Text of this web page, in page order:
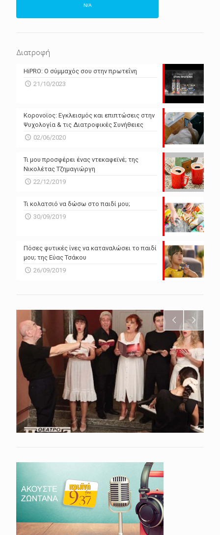
N/A
N/A
Powered by Forecast.io
Διατροφή
HiPRO: Ο σύμμαχός σου στην πρωτεΐνη
21/10/2023
Κορονοϊος: Εγκλεισμός και επιπτώσεις στην
Ψυχολογία & τις Διατροφικές Συνήθειες
02/06/2020
Τι μου προσφέρει ένας ντεκαφεϊνέ; της
Νικολέτας Τζημαγιώργη
22/12/2019
Τι κολατσιό να δώσω στο παιδί μου;
30/09/2019
Πόσες φυτικές ίνες να καταναλώσει το παιδί
μου; της Εύας Τσάκου
26/09/2019